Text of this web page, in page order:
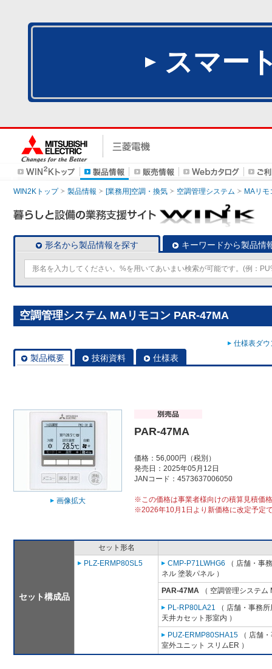
スマー
WIN2Kトップ 製品情報 [業務用]空調・換気 空調管理システム MAリモ
形名から製品情報を探す キーワードから製品情
空調管理システム MAリモコン PAR-47MA
仕様表ダ
製品概要 技術資料 仕様表
画像拡大
PAR-47MA
価格：56,000円（税別）
発売日：2025年05月12日
JANコード：4573637006050
※この価格は事業者様向けの積算見積価
※2026年10月1日より新価格に改定予定
セット構成品
セット形名
PLZ-ERMP80SL5
CMP-P71LWHG6 （ 店舗・事
ネル 塗装パネル ）
PAR-47MA （ 空調管理システム
PL-RP80LA21 （ 店舗・事務
天井カセット形室内 ）
PUZ-ERMP80SHA15 （ 店舗
室外ユニット スリムER ）